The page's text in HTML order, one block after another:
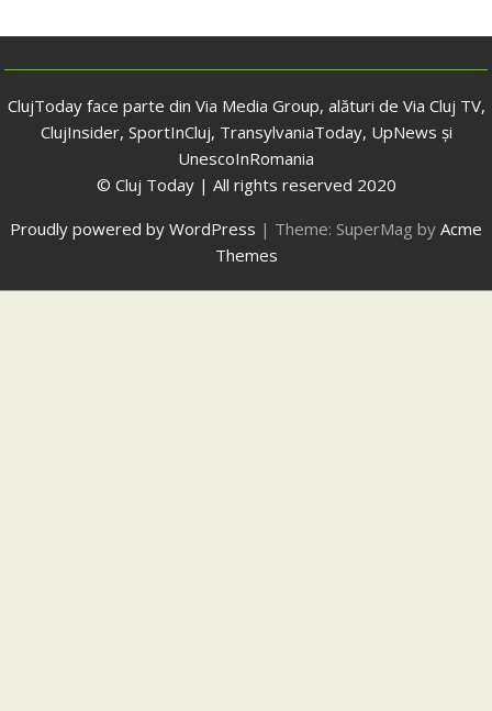
ClujToday face parte din Via Media Group, alături de Via Cluj TV,
ClujInsider, SportInCluj, TransylvaniaToday, UpNews și
UnescoInRomania
© Cluj Today | All rights reserved 2020
Proudly powered by WordPress | Theme: SuperMag by Acme
Themes